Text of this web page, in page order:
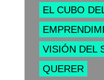
EL CUBO
VISIÓN DEL
QUERER